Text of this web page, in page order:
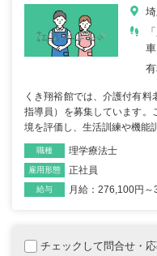
くき翔裕館では、介護付有
指導員）を募集しています。
境を評価し、生活訓練や機能訓
職種 理学療法士
雇用形態 正社員
給与 月給：276,100円～
チェックして問合せ・